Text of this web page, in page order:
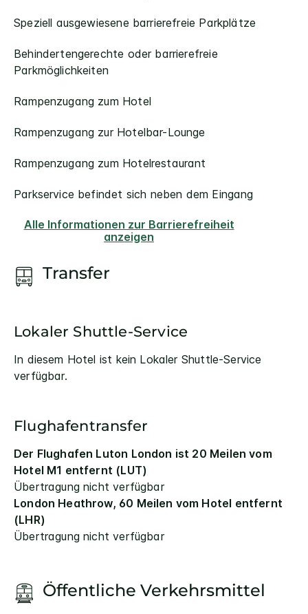
Speziell ausgewiesene barrierefreie Parkplätze
Behindertengerechte oder barrierefreie
Parkmöglichkeiten
Rampenzugang zum Hotel
Rampenzugang zur Hotelbar-Lounge
Rampenzugang zum Hotelrestaurant
Parkservice befindet sich neben dem Eingang
Alle Informationen zur Barrierefreiheit
anzeigen
Transfer
Lokaler Shuttle-Service
In diesem Hotel ist kein Lokaler Shuttle-Service
verfügbar.
Flughafentransfer
Der Flughafen Luton London ist 20 Meilen vom
Hotel M1 entfernt (LUT)
Übertragung nicht verfügbar
London Heathrow, 60 Meilen vom Hotel entfernt
(LHR)
Übertragung nicht verfügbar
Öffentliche Verkehrsmittel